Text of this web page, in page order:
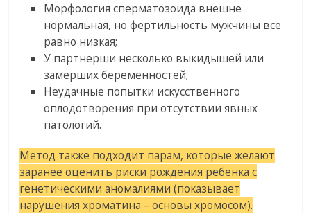
Морфология сперматозоида внешне
нормальная, но фертильность мужчины все
равно низкая;
У партнерши несколько выкидышей или
замерших беременностей;
Неудачные попытки искусственного
оплодотворения при отсутствии явных
патологий.
Метод также подходит парам, которые желают
заранее оценить риски рождения ребенка с
генетическими аномалиями (показывает
нарушения хроматина – основы хромосом).